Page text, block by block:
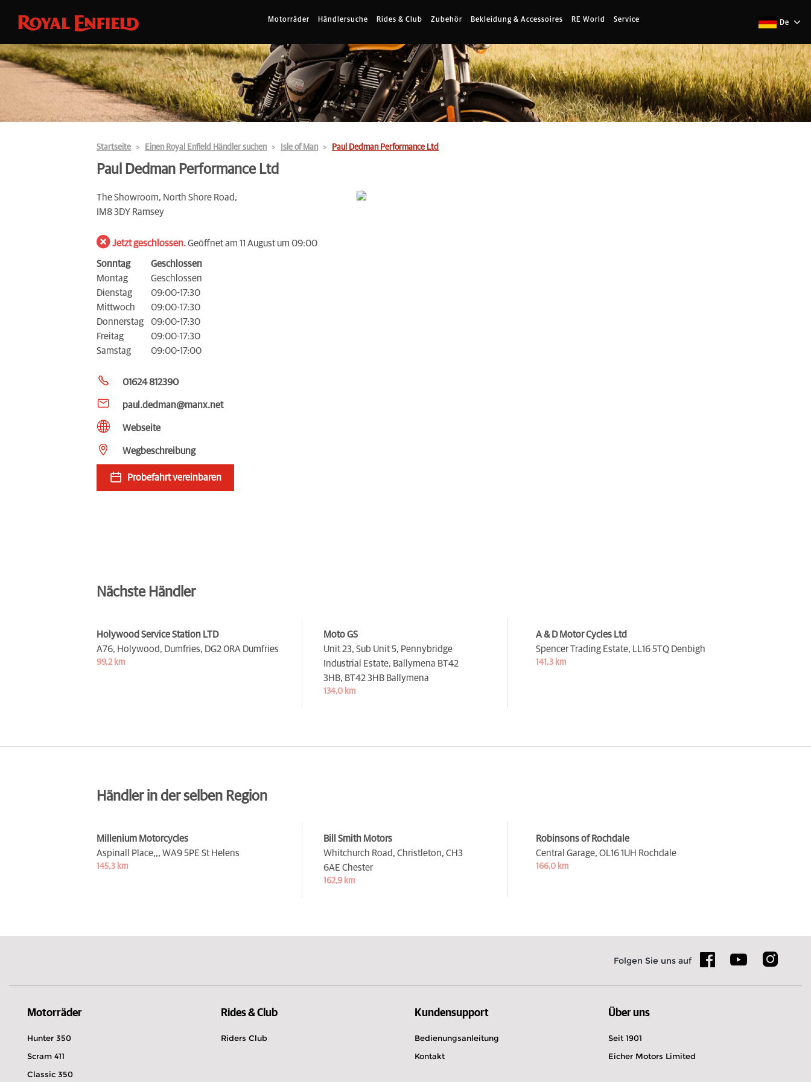
Motorräder Händlersuche Rides & Club Zubehör Bekleidung & Accessoires RE World Service De
Startseite Einen Royal Enfield Händler suchen Isle of Man Paul Dedman Performance Ltd
Paul Dedman Performance Ltd
The Showroom, North Shore Road,
IM8 3DY Ramsey
Jetzt geschlossen.Geöffnet am 11 August um 09:00
Sonntag
Geschlossen
Montag
Geschlossen
Dienstag
09:00-17:30
Mittwoch
09:00-17:30
Donnerstag
09:00-17:30
Freitag
09:00-17:30
Samstag
09:00-17:00
01624 812390
paul.dedman@manx.net
Webseite
Wegbeschreibung
Probefahrt vereinbaren
Nächste Händler
Holywood Service Station LTD
A76, Holywood, Dumfries, DG2 0RA Dumfries
99,2 km
Moto GS
Unit 23, Sub Unit 5, Pennybridge
Industrial Estate, Ballymena BT42
3HB, BT42 3HB Ballymena
134,0 km
A & D Motor Cycles Ltd
Spencer Trading Estate, LL16 5TQ Denbigh
141,3 km
Händler in der selben Region
Millenium Motorcycles
Aspinall Place,,, WA9 5PE St Helens
145,3 km
Bill Smith Motors
Whitchurch Road, Christleton, CH3
6AE Chester
162,9 km
Robinsons of Rochdale
Central Garage, OL16 1UH Rochdale
166,0 km
Folgen Sie uns auf
Motorräder
Hunter 350
Scram 411
Classic 350
Rides & Club
Riders Club
Kundensupport
Bedienungsanleitung
Kontakt
Über uns
Seit 1901
Eicher Motors Limited